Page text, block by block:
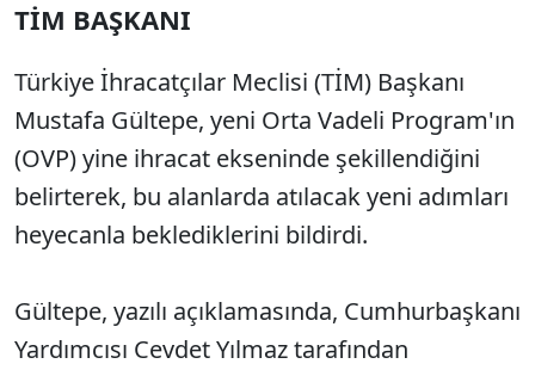
TİM BAŞKANI
Türkiye İhracatçılar Meclisi (TİM) Başkanı
Mustafa Gültepe, yeni Orta Vadeli Program'ın
(OVP) yine ihracat ekseninde şekillendiğini
belirterek, bu alanlarda atılacak yeni adımları
heyecanla beklediklerini bildirdi.
Gültepe, yazılı açıklamasında, Cumhurbaşkanı
Yardımcısı Cevdet Yılmaz tarafından